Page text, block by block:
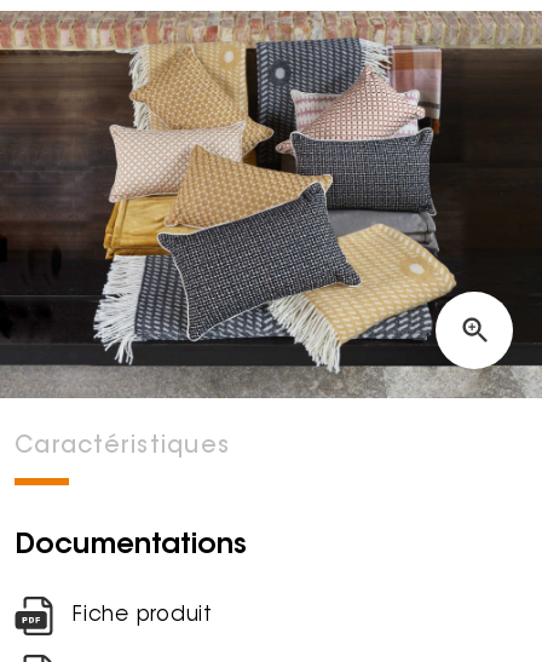
Caractéristiques
Documentations
Fiche produit